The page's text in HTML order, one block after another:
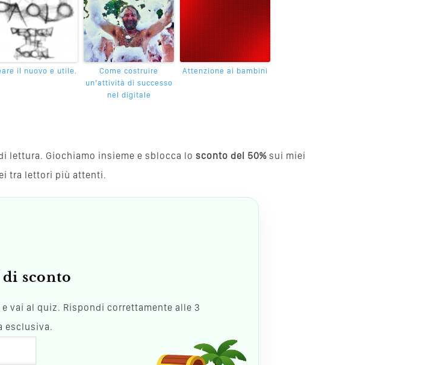
il nuovo e utile.
Come costruire
un’attività di successo
nel digitale
Attenzione ai bambini
lettura. Giochiamo insieme e sblocca lo sconto del 50% sui miei
tra lettori più attenti.
sconto
vai al quiz. Rispondi correttamente alle 3
esclusiva.